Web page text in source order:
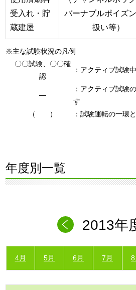
受入れ・貯
蔵建屋
バーナブルポイズ
扱い等）
※主な試験状況の凡例
〇〇試験、〇〇確
認
：アクティブ試験
―
：アクティブ試験
す
（ ）
：試験運転の一環
年度別一覧
2013年
4月 5月 6月 7月 8